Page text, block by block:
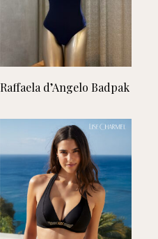
Lees verder
Raffaela d’Angelo Badpak